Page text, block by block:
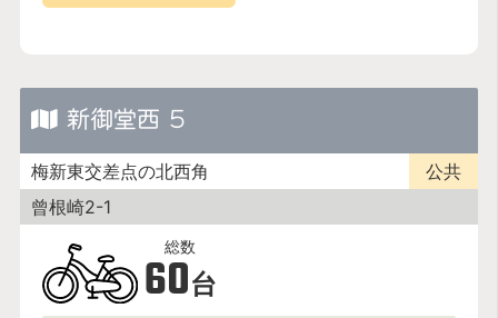
新御堂西 5
梅新東交差点の北西角
公共
曾根崎2-1
60台